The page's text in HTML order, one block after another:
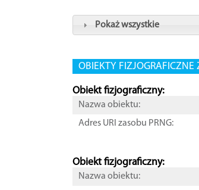
Pokaż wszystkie
OBIEKTY FIZJOGRAFICZNE
Obiekt fizjograficzny:
Nazwa obiektu:
Adres URI zasobu PRNG:
Obiekt fizjograficzny:
Nazwa obiektu: